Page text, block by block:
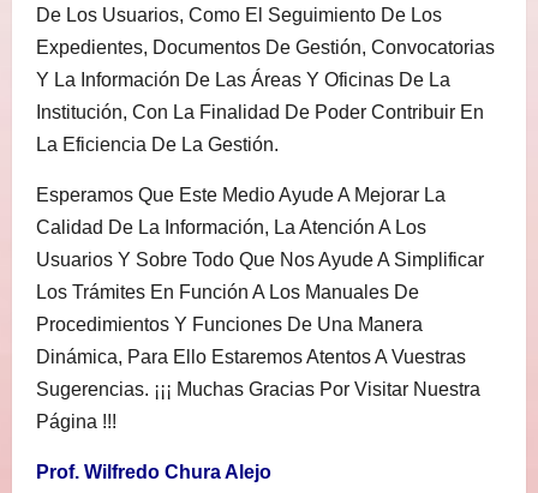
De Los Usuarios, Como El Seguimiento De Los
Expedientes, Documentos De Gestión, Convocatorias
Y La Información De Las Áreas Y Oficinas De La
Institución, Con La Finalidad De Poder Contribuir En
La Eficiencia De La Gestión.
Esperamos Que Este Medio Ayude A Mejorar La
Calidad De La Información, La Atención A Los
Usuarios Y Sobre Todo Que Nos Ayude A Simplificar
Los Trámites En Función A Los Manuales De
Procedimientos Y Funciones De Una Manera
Dinámica, Para Ello Estaremos Atentos A Vuestras
Sugerencias. ¡¡¡ Muchas Gracias Por Visitar Nuestra
Página !!!
Prof. Wilfredo Chura Alejo